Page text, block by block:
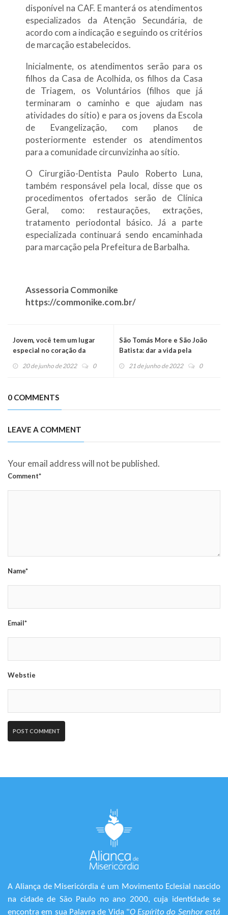
disponível na CAF. E manterá os atendimentos
especializados da Atenção Secundária, de
acordo com a indicação e seguindo os critérios
de marcação estabelecidos.
Inicialmente, os atendimentos serão para os
filhos da Casa de Acolhida, os filhos da Casa
de Triagem, os Voluntários (filhos que já
terminaram o caminho e que ajudam nas
atividades do sítio) e para os jovens da Escola
de Evangelização, com planos de
posteriormente estender os atendimentos
para a comunidade circunvizinha ao sítio.
O Cirurgião-Dentista Paulo Roberto Luna,
também responsável pela local, disse que os
procedimentos ofertados serão de Clínica
Geral, como: restaurações, extrações,
tratamento periodontal básico. Já a parte
especializada continuará sendo encaminhada
para marcação pela Prefeitura de Barbalha.
Assessoria Commonike
https://commonike.com.br/
Jovem, você tem um lugar
especial no coração da
20 de junho de 2022 0
São Tomás More e São João
Batista: dar a vida pela
21 de junho de 2022 0
0 COMMENTS
LEAVE A COMMENT
Your email address will not be published.
Comment*
Name*
Email*
Webstie
A Aliança de Misericórdia é um Movimento Eclesial nascido
na cidade de São Paulo no ano 2000, cuja identidade se
encontra em sua Palavra de Vida "O Espírito do Senhor está